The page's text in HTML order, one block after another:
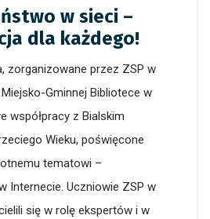
w sieci –
dla każdego!
zorganizowane przez ZSP w
Miejsko-Gminnej Bibliotece w
współpracy z Bialskim
Wieku, poświęcone
tematowi –
Internecie. Uczniowie ZSP w
się w rolę ekspertów i w